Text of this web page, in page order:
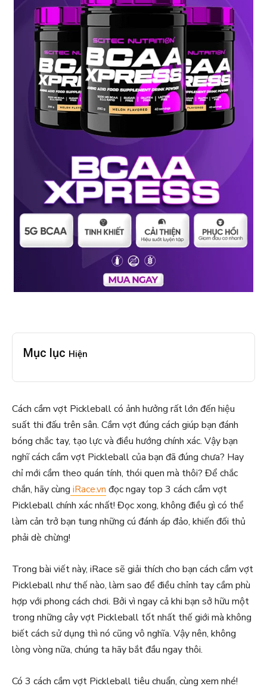
Mục lục Hiện
Cách cầm vợt Pickleball có ảnh hưởng rất lớn đến hiệu
suất thi đấu trên sân. Cầm vợt đúng cách giúp bạn đánh
bóng chắc tay, tạo lực và điều hướng chính xác. Vậy bạn
nghĩ cách cầm vợt Pickleball của bạn đã đúng chưa? Hay
chỉ mới cầm theo quán tính, thói quen mà thôi? Để chắc
chắn, hãy cùng iRace.vn đọc ngay top 3 cách cầm vợt
Pickleball chính xác nhất! Đọc xong, không điều gì có thể
làm cản trở bạn tung những cú đánh áp đảo, khiến đối thủ
phải dè chừng!
Trong bài viết này, iRace sẽ giải thích cho bạn cách cầm vợt
Pickleball như thế nào, làm sao để điều chỉnh tay cầm phù
hợp với phong cách chơi. Bởi vì ngay cả khi bạn sở hữu một
trong những cây vợt Pickleball tốt nhất thế giới mà không
biết cách sử dụng thì nó cũng vô nghĩa. Vậy nên, không
lòng vòng nữa, chúng ta hãy bắt đầu ngay thôi.
Có 3 cách cầm vợt Pickleball tiêu chuẩn, cùng xem nhé!